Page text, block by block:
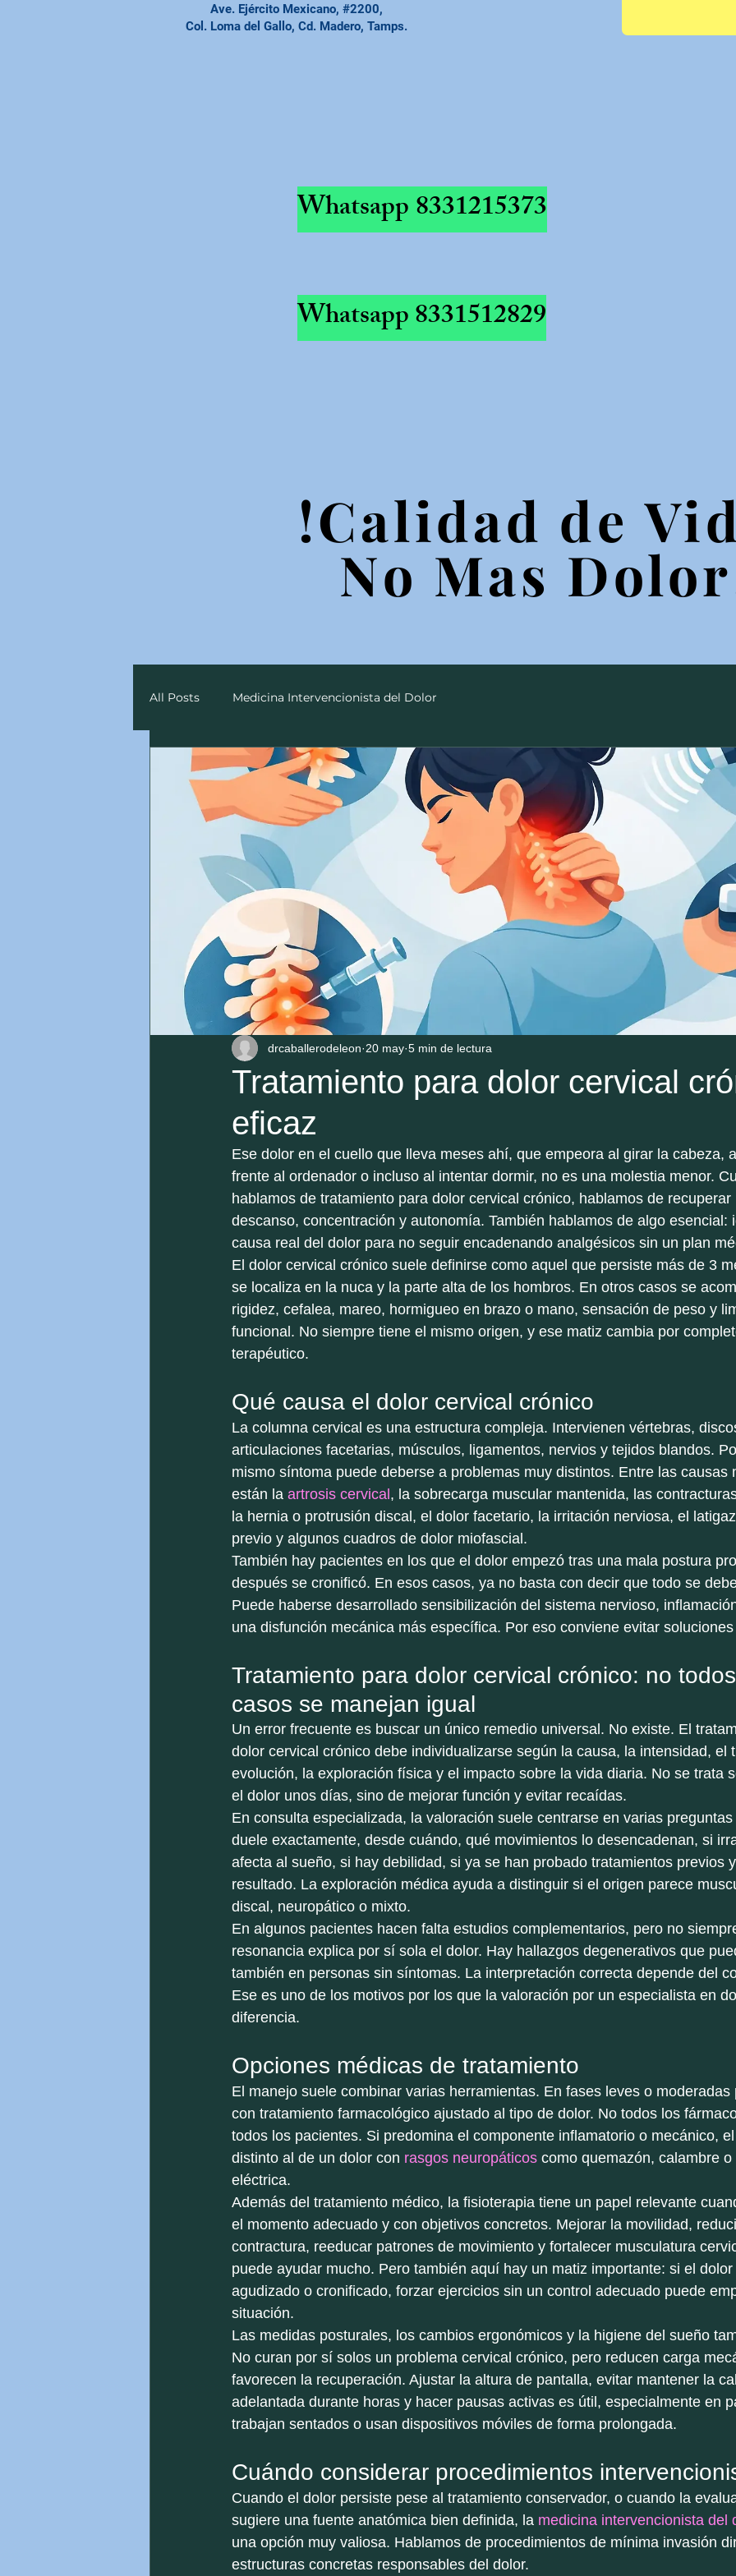
Ave. Ejército Mexicano, #2200,
Col. Loma del Gallo, Cd. Madero, Tamps.
Whatsapp8331215373
Whatsapp8331512829
!Calidad de
No Mas
!Calidad de
No Mas
All Posts Medicina Intervencionista del Dolor
Tratamiento para dolor cervical
eficaz
drcaballerodeleon 20 may 5 min de lectura
Ese dolor en el cuello que lleva meses ahí, que empeora al girar la cabeza,
frente al ordenador o incluso al intentar dormir, no es una molestia menor.
hablamos de tratamiento para dolor cervical crónico, hablamos de
descanso, concentración y autonomía. También hablamos de algo esencial:
causa real del dolor para no seguir encadenando analgésicos sin un plan
El dolor cervical crónico suele definirse como aquel que persiste más de 3
se localiza en la nuca y la parte alta de los hombros. En otros casos se
rigidez, cefalea, mareo, hormigueo en brazo o mano, sensación de peso y
funcional. No siempre tiene el mismo origen, y ese matiz cambia por
terapéutico.
Qué causa el dolor cervical crónico
La columna cervical es una estructura compleja. Intervienen vértebras,
articulaciones facetarias, músculos, ligamentos, nervios y tejidos blandos.
mismo síntoma puede deberse a problemas muy distintos. Entre las
están la artrosis cervical , la sobrecarga muscular mantenida, las
la hernia o protrusión discal, el dolor facetario, la irritación nerviosa, el
previo y algunos cuadros de dolor miofascial.
También hay pacientes en los que el dolor empezó tras una mala postura
después se cronificó. En esos casos, ya no basta con decir que todo se
Puede haberse desarrollado sensibilización del sistema nervioso,
una disfunción mecánica más específica. Por eso conviene evitar
Tratamiento para dolor cervical crónico: no
casos se manejan igual
Un error frecuente es buscar un único remedio universal. No existe. El
dolor cervical crónico debe individualizarse según la causa, la intensidad, el
evolución, la exploración física y el impacto sobre la vida diaria. No se trata
el dolor unos días, sino de mejorar función y evitar recaídas.
En consulta especializada, la valoración suele centrarse en varias
duele exactamente, desde cuándo, qué movimientos lo desencadenan, si
afecta al sueño, si hay debilidad, si ya se han probado tratamientos previos
resultado. La exploración médica ayuda a distinguir si el origen parece
discal, neuropático o mixto.
En algunos pacientes hacen falta estudios complementarios, pero no
resonancia explica por sí sola el dolor. Hay hallazgos degenerativos que
también en personas sin síntomas. La interpretación correcta depende del
Ese es uno de los motivos por los que la valoración por un especialista en
diferencia.
Opciones médicas de tratamiento
El manejo suele combinar varias herramientas. En fases leves o
con tratamiento farmacológico ajustado al tipo de dolor. No todos los
todos los pacientes. Si predomina el componente inflamatorio o mecánico,
distinto al de un dolor con rasgos neuropáticos como quemazón, calambre
eléctrica.
Además del tratamiento médico, la fisioterapia tiene un papel relevante
el momento adecuado y con objetivos concretos. Mejorar la movilidad,
contractura, reeducar patrones de movimiento y fortalecer musculatura
puede ayudar mucho. Pero también aquí hay un matiz importante: si el
agudizado o cronificado, forzar ejercicios sin un control adecuado puede
situación.
Las medidas posturales, los cambios ergonómicos y la higiene del sueño
No curan por sí solos un problema cervical crónico, pero reducen carga
favorecen la recuperación. Ajustar la altura de pantalla, evitar mantener la
adelantada durante horas y hacer pausas activas es útil, especialmente en
trabajan sentados o usan dispositivos móviles de forma prolongada.
Cuándo considerar procedimientos
Cuando el dolor persiste pese al tratamiento conservador, o cuando la
sugiere una fuente anatómica bien definida, la medicina intervencionista del
una opción muy valiosa. Hablamos de procedimientos de mínima invasión
estructuras concretas responsables del dolor.